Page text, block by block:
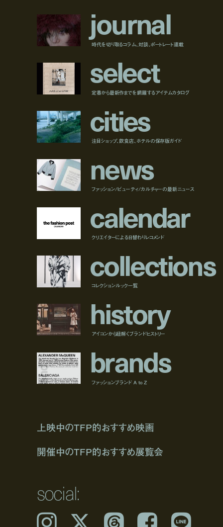
journal
時代を切り取るコラム、対談、ポートレート連載
select
定番から最新作までを網羅するアイテムカタログ
cities
注目ショップ、飲食店、ホテルの保存版ガイド
news
ファッション/ビューティ/カルチャーの最新ニュース
calendar
クリエイターによる日替わりレコメンド
collections
コレクションルック一覧
history
アイコンから紐解くブランドヒストリー
brands
ファッションブランド A to Z
上映中のTFP的おすすめ映画
開催中のTFP的おすすめ展覧会
social:
Instagram 𝕏 Threads Facebook LINE